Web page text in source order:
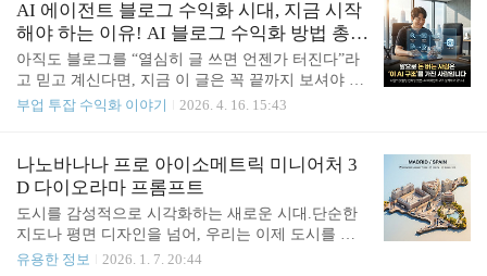
에 더 가까운 영역에 있기 때문입니다.즉, 예쁜 그림
경쟁이 아니라 누가 더 바로 써먹을 수 있는 결과물
을 만드느냐의 싸움으로 바뀌고 있습니다. 챗GPT 이
미지 2.0 ChatGPT Images 2.0이 주목받는 이유한글
텍스트가 들어간 이미지에 강함인포그래픽과 설명형
시각 자료 제작에 유리함기존 이미지 수정과 편집 작
가까움 ChatGPT Images 2.0, 나노바나나 프로보다 뭐
가 좋..
AI 에이전트 블로그 수익화 시대, 지금 시작
해야 하는 이유! AI 블로그 수익화 방법 총정
리
아직도 블로그를 “열심히 글 쓰면 언젠가 터진다”라
고 믿고 계신다면, 지금 이 글은 꼭 끝까지 보셔야 합
니다. ⏬ 요즘 블로그 수익화는 노력의 문제가 아니
누군가는 여전히 제자리인 이유. 그 차이는 생각보다
단순합니다. 👉 AI를 ‘쓰는 사람’ vs ‘AI 에이전트로
설계해서 활용하는 사람’ 많은 분들이 아직도 챗GPT
를 “글 대신 써주는 도구” 정도로만 사용합니다. 하지
만 지금 실제로 결과를 내는 사람들은 전혀 다른 방
식으로 움직이고 있습니다. ✓ 키워드 분석을 자동화
부업 투잡 수익화 이야기 2026. 4. 16. 15:43
나노바나나 프로 아이소메트릭 미니어처 3
D 다이오라마 프롬프트
도시를 감성적으로 시각화하는 새로운 시대.단순한
지도나 평면 디자인을 넘어, 우리는 이제 도시를 손
바닥 위에 올려놓을 수 있습니다.바로, 아이소메트릭
유용한 정보 2026. 1. 7. 20:44